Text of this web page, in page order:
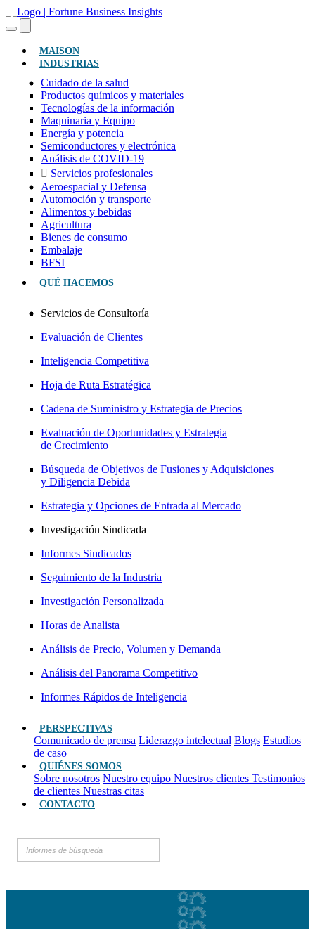
MAISON(ACTUAL)
INDUSTRIAS
Cuidado de la salud
Productos químicos y materiales
Tecnologías de la información
Maquinaria y Equipo
Energía y potencia
Semiconductores y electrónica
Análisis de COVID-19
Servicios profesionales
Aeroespacial y Defensa
Automoción y transporte
Alimentos y bebidas
Agricultura
Bienes de consumo
Embalaje
BFSI
QUÉ HACEMOS
Servicios de Consultoría
Evaluación de Clientes
Inteligencia Competitiva
Hoja de Ruta Estratégica
Cadena de Suministro y Estrategia de Precios
Evaluación de Oportunidades y Estrategia
de Crecimiento
Búsqueda de Objetivos de Fusiones y Adquisiciones
y Diligencia Debida
Estrategia y Opciones de Entrada al Mercado
Investigación Sindicada
Informes Sindicados
Seguimiento de la Industria
Investigación Personalizada
Horas de Analista
Análisis de Precio, Volumen y Demanda
Análisis del Panorama Competitivo
Informes Rápidos de Inteligencia
PERSPECTIVAS
Comunicado de prensa Liderazgo intelectual Blogs Estudios
de caso
QUIÉNES SOMOS
Sobre nosotros Nuestro equipo Nuestros clientes Testimonios
de clientes Nuestras citas
CONTACTO